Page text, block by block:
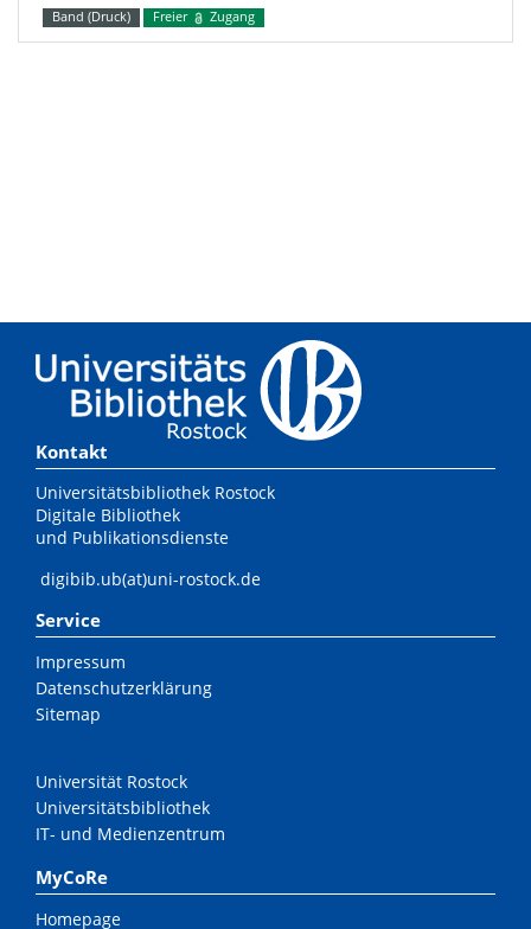
Band (Druck) Freier Zugang
Kontakt
Universitätsbibliothek Rostock
Digitale Bibliothek
und Publikationsdienste
digibib.ub(at)uni-rostock.de
Service
Impressum
Datenschutzerklärung
Sitemap
Universität Rostock
Universitätsbibliothek
IT- und Medienzentrum
MyCoRe
Homepage